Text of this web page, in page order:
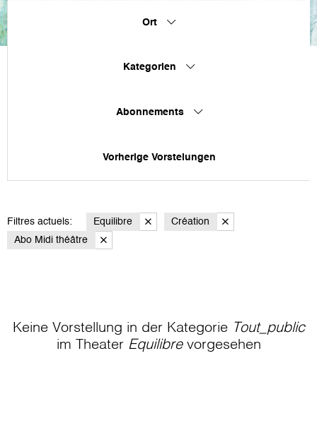
Ort
Kategorien
Abonnements
Vorherige Vorstelungen
Filtres actuels: Equilibre
Création
Abo Midi théâtre
Keine Vorstellung in der Kategorie Tout_public
im Theater Equilibrevorgesehen